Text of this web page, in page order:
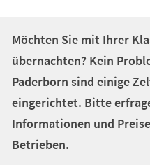
Möchten Sie mit Ihrer
übernachten? Kein
Paderborn sind einige
eingerichtet. Bitte
Informationen und
Betrieben.